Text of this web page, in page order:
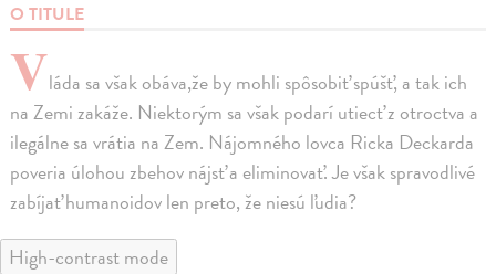
O TITULE
Vláda sa však obáva,že by mohli spôsobiť spúšť, a tak ich
na Zemi zakáže. Niektorým sa však podarí utiecť z otroctva a
ilegálne sa vrátia na Zem. Nájomného lovca Ricka Deckarda
poveria úlohou zbehov nájsť a eliminovať. Je však spravodlivé
zabíjať humanoidov len preto, že niesú ľudia?
High-contrast mode